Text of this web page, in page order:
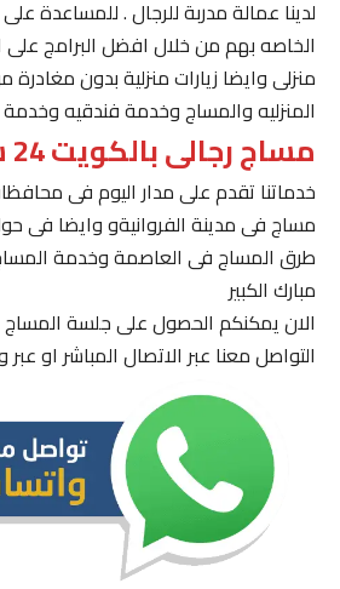
لدينا عمالة مدربة للرجال . للمساعدة على
الخاصه بهم من خلال افضل البرامج على
منزلى وايضا زيارات منزلية بدون مغادرة
المنزليه والمساج وخدمة فندقيه وخدمة vip
مساج رجالى بالكويت 24 ساعة
خدماتنا تقدم على مدار اليوم فى
مساج فى مدينة الفروانيةو وايضا فى
طرق المساج فى العاصمة وخدمة المساج
مبارك الكبير
الان يمكنكم الحصول على جلسة المساج
التواصل معنا عبر الاتصال المباشر او عبر